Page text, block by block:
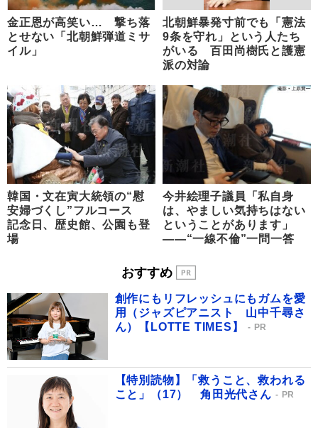
金正恩が高笑い… 撃ち落
とせない「北朝鮮弾道ミサ
イル」
北朝鮮暴発寸前でも「憲法
9条を守れ」という人たち
がいる 百田尚樹氏と護憲
派の対論
韓国・文在寅大統領の“慰
安婦づくし”フルコース
記念日、歴史館、公園も登
場
今井絵理子議員「私自身
は、やましい気持ちはない
ということがあります」
――“一線不倫”一問一答
おすすめ
創作にもリフレッシュにもガムを愛
用（ジャズピアニスト 山中千尋さ
ん）【LOTTE TIMES】
PR
【特別読物】「救うこと、救われる
こと」（17） 角田光代さん
PR